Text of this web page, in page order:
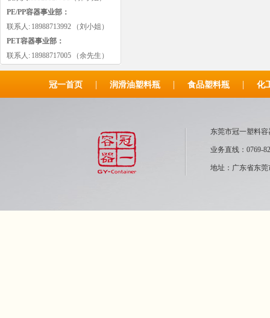
PE/PP容器事业部：
联系人: 18988713992 （刘小姐）
PET容器事业部：
联系人: 18988717005 （余先生）
冠一首页 | 润滑油塑料瓶 | 食品塑料瓶 | 化
东莞市冠一塑
业务直线：0769-
地址：广东省